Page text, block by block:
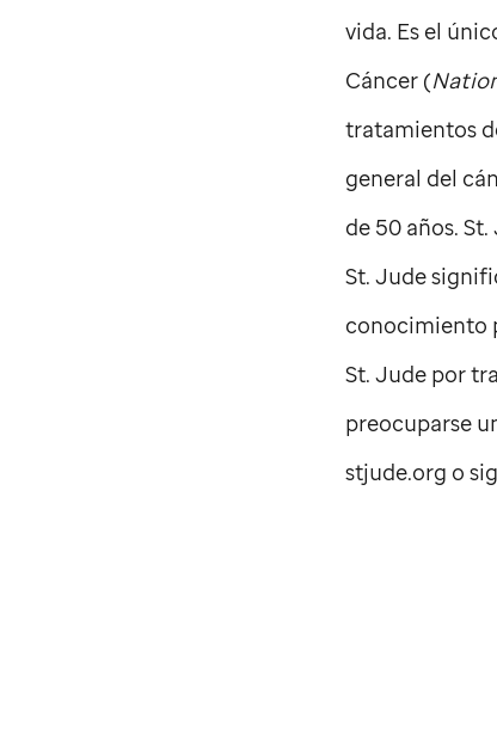
vida. Es el
Cáncer (
tratamientos
general del
de 50 años.St.
St. Jude
conocimiento
St. Jude por
preocuparse
stjude.org o